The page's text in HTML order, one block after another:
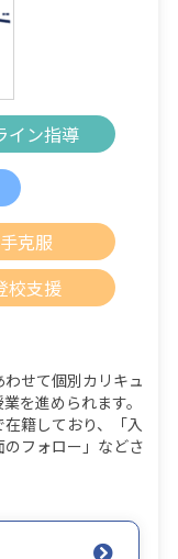
イン指導
克服
校支援
せて個別カリキュ
を進められます。
籍しており、「入
フォロー」などさ